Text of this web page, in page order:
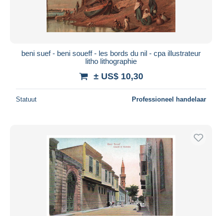
Alle looptijden
Prijs
Betaalmiddelen
PayPal
Bankoverschrijving
Visa
Mastercard
beni suef - beni soueff - les bords du nil - cpa illustrateur
litho lithographie
± US$ 10,30
Statuut Professioneel handelaar